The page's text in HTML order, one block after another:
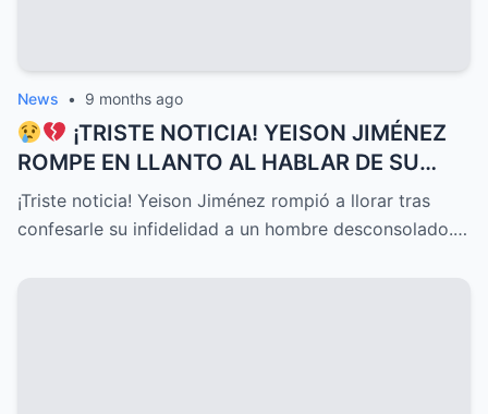
News • 9 months ago
¡TRISTE NOTICIA! YEISON JIMÉNEZ
ROMPE EN LLANTO AL HABLAR DE SU
DELICADO ESTADO DE SALUD HOY, UNA
CONFESIÓN QUE HA CONMOVIDO A
¡Triste noticia! Yeison Jiménez rompió a llorar tras
confesarle su infidelidad a un hombre desconsolado.…